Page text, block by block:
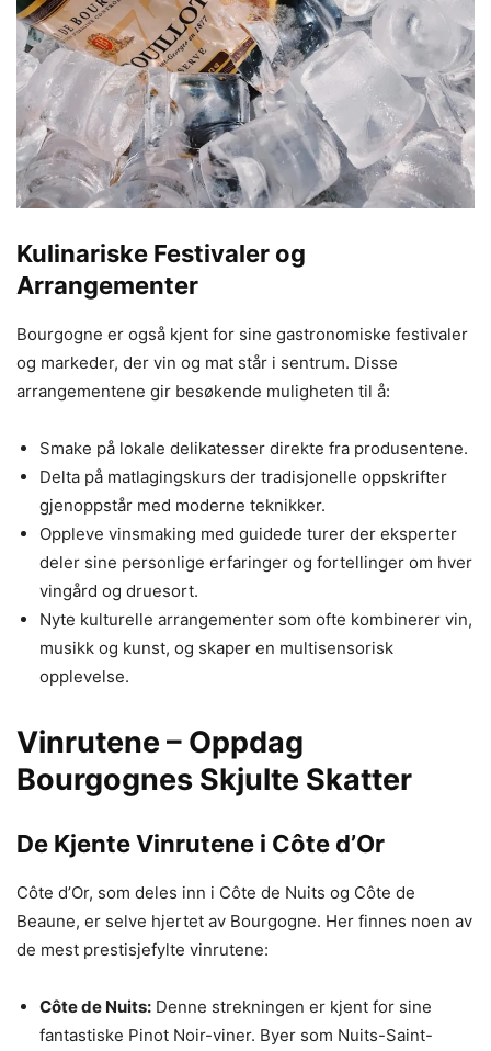
Kulinariske Festivaler og
Arrangementer
Bourgogne er også kjent for sine gastronomiske festivaler
og markeder, der vin og mat står i sentrum. Disse
arrangementene gir besøkende muligheten til å:
Smake på lokale delikatesser direkte fra produsentene.
Delta på matlagingskurs der tradisjonelle oppskrifter
gjenoppstår med moderne teknikker.
Oppleve vinsmaking med guidede turer der eksperter
deler sine personlige erfaringer og fortellinger om hver
vingård og druesort.
Nyte kulturelle arrangementer som ofte kombinerer vin,
musikk og kunst, og skaper en multisensorisk
opplevelse.
Vinrutene – Oppdag
Bourgognes Skjulte Skatter
De Kjente Vinrutene i Côte d’Or
Côte d’Or, som deles inn i Côte de Nuits og Côte de
Beaune, er selve hjertet av Bourgogne. Her finnes noen av
de mest prestisjefylte vinrutene:
Côte de Nuits: Denne strekningen er kjent for sine
fantastiske Pinot Noir-viner. Byer som Nuits-Saint-